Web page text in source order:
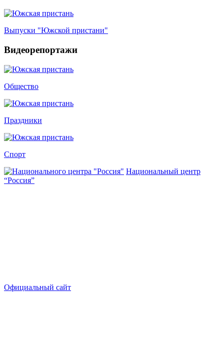
Выпуски "Южской пристани"
Видеорепортажи
Общество
Праздники
Спорт
Национальный центр
“Россия”
Официальный сайт